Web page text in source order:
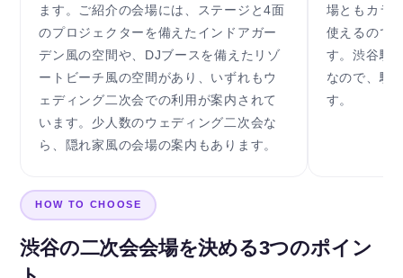
ます。ご紹介の会場には、ステージと4面
のプロジェクターを備えたインドアガー
デン風の空間や、DJブースを備えたリゾ
ートビーチ風の空間があり、いずれもウ
ェディング二次会での利用が案内されて
います。少人数のウェディング二次会な
ら、隠れ家風の会場の案内もあります。
場ともカラ
使えるので
す。渋谷駅
なので、駅
す。
HOW TO CHOOSE
渋谷の二次会会場を決める3つのポイン